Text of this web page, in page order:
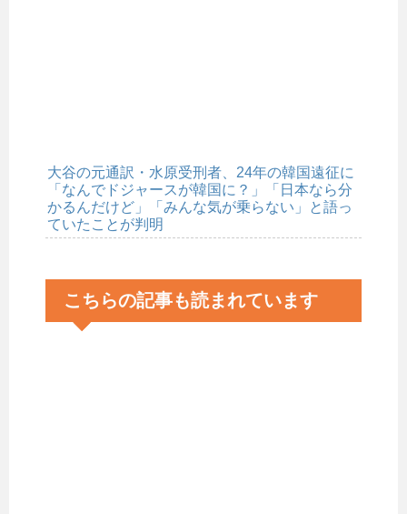
大谷の元通訳・水原受刑者、24年の韓国遠征に
「なんでドジャースが韓国に？」「日本なら分
かるんだけど」「みんな気が乗らない」と語っ
ていたことが判明
こちらの記事も読まれています